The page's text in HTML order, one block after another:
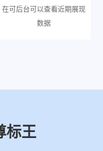
在可后台可以查看近期展现
数据
标王